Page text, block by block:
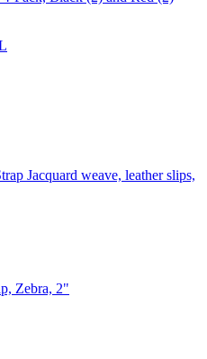
Jacquard weave, leather slips,
Zebra, 2"